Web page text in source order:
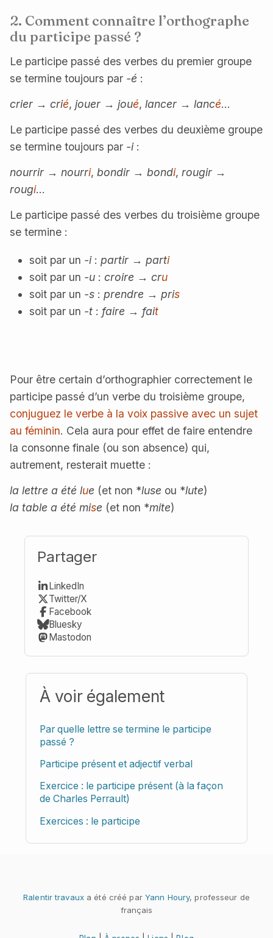
2. Comment connaître l’orthographe
du participe passé ?
Le participe passé des verbes du premier groupe
se termine toujours par -é :
crier → crié, jouer → joué, lancer → lancé…
Le participe passé des verbes du deuxième groupe
se termine toujours par -i:
nourrir → nourri, bondir → bondi, rougir →
rougi…
Le participe passé des verbes du troisième groupe
se termine :
soit par un -i: partir → parti
soit par un -u : croire → cru
soit par un -s : prendre → pris
soit par un -t : faire → fait
Pour être certain d’orthographier correctement le
participe passé d’un verbe du troisième groupe,
conjuguez le verbe à la voix passive avec un sujet
au féminin. Cela aura pour effet de faire entendre
la consonne finale (ou son absence) qui,
autrement, resterait muette :
la lettre a été lue (et non *luse ou *lute)
la table a été mise (et non *mite)
Partager
LinkedIn
Twitter/X
Facebook
Bluesky
Mastodon
À voir également
Par quelle lettre se termine le participe
passé ?
Participe présent et adjectif verbal
Exercice : le participe présent (à la façon
de Charles Perrault)
Exercices : le participe
Ralentir travauxa été créé par Yann Houry, professeur de
français